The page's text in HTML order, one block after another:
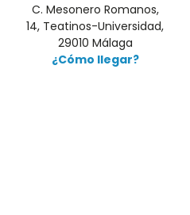
C. Mesonero Romanos,
14, Teatinos-Universidad,
29010 Málaga
¿Cómo llegar?